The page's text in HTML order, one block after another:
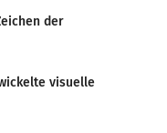
der
visuelle